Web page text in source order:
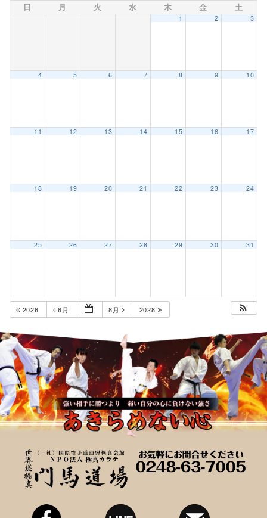
日 月 火 水 木 金 土
1 2 3
4 5 6 7 8 9 10
11 12 13 14 15 16 17
18 19 20 21 22 23 24
25 26 27 28 29 30 31
2026 6月 8月 2028